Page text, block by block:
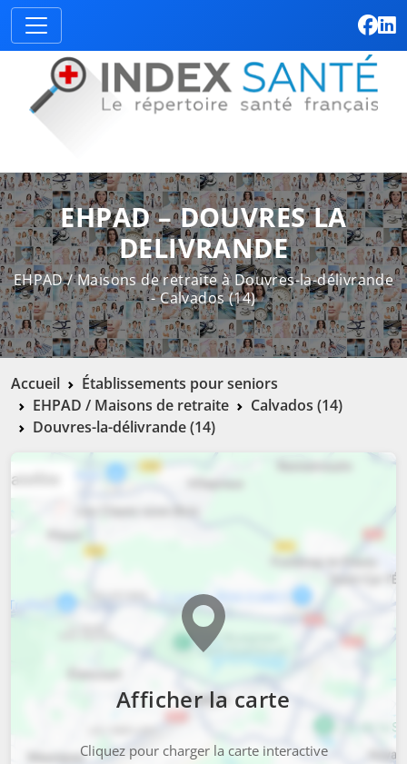
EHPAD – DOUVRES LA
DELIVRANDE
EHPAD / Maisons de retraite à Douvres-la-délivrande
- Calvados (14)
Accueil
Établissements pour seniors
EHPAD / Maisons de retraite
Calvados (14)
Douvres-la-délivrande (14)
Afficher la carte
Cliquez pour charger la carte interactive